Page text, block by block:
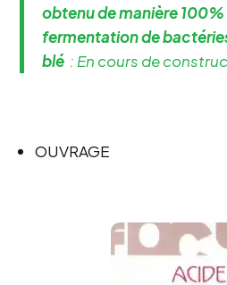
obtenu de manière
fermentation de
blé : En cours de
OUVRAGE